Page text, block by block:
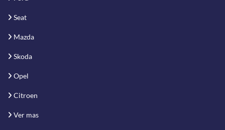
Seat
Mazda
Skoda
Opel
Citroen
Ver mas